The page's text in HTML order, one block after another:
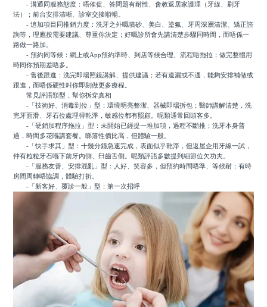
- 溝通同服務態度：唔催促、答問題有耐性、會教返居家護理（牙線、刷牙
法）；前台安排清晰、診室交接順暢。
- 追加項目同推銷力度：洗牙之外嘅噴砂、美白、塗氟、牙周深層清潔、矯正諮
詢等，理應按需要建議、尊重你決定；好嘅診所會先講清楚步驟同時間，而唔係一
路做一路加。
- 預約同等候：網上或App預約準時、到店等候合理、流程唔拖拉；做完整體用
時同你預期差唔多。
- 售後跟進：洗完即場照鏡講解、提供建議；若有遺漏或不適，能夠安排補做或
跟進，而唔係硬性叫你即刻做更多療程。
常見評語類型，幫你拆穿真相
-「技術好、消毒到位」型：環境明亮整潔、器械即場拆包；醫師講解清楚，洗
完牙面滑、牙石位處理得乾淨，敏感位都有照顧。呢類通常回頭客多。
-「硬銷加程序拖拉」型：未開始已經提一堆加項，過程不斷推；洗牙本身普
通，時間多花喺講套餐。睇落性價比高，但體驗一般。
-「快手求其」型：十幾分鐘急速完成，表面似乎乾淨，但返屋企用牙線一試，
仲有粒粒牙石喺下前牙內側、臼齒舌側。呢類評語多數提到細節位欠功夫。
-「服務友善、安排混亂」型：人好、笑容多，但預約時間唔準、等候耐；有時
房間周轉唔協調，體驗打折。
-「新客好、覆診一般」型：第一次招呼